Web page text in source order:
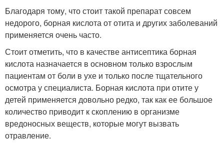
Благодаря тому, что стоит такой препарат совсем
недорого, борная кислота от отита и других заболеваний
применяется очень часто.
Стоит отметить, что в качестве антисептика борная
кислота назначается в основном только взрослым
пациентам от боли в ухе и только после тщательного
осмотра у специалиста. Борная кислота при отите у
детей применяется довольно редко, так как ее большое
количество приводит к скоплению в организме
вредоносных веществ, которые могут вызвать
отравление.